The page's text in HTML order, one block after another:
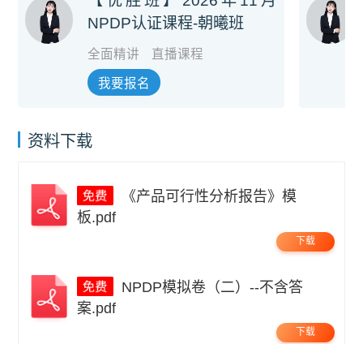
NPDP认证课程-朝曦班
全面精讲 直播课程
我要报名
资料下载
板.pdf
下载
案.pdf
下载